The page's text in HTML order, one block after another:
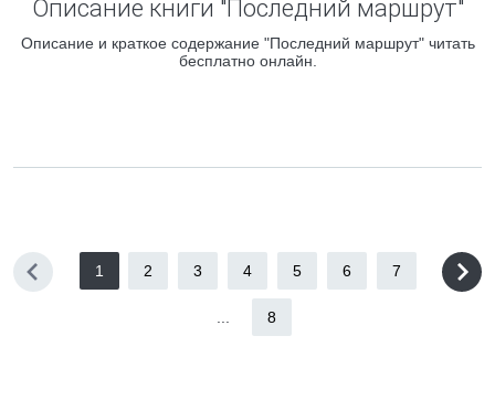
Описание книги "Последний маршрут"
Описание и краткое содержание "Последний маршрут" читать
бесплатно онлайн.
1 2 3 4 5 6 7
8